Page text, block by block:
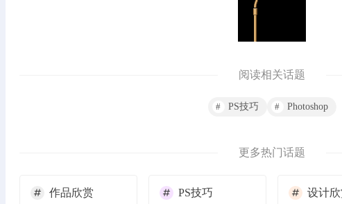
阅读相关话题
PS技巧 Photoshop
更多热门话题
作品欣赏 PS技巧 设计